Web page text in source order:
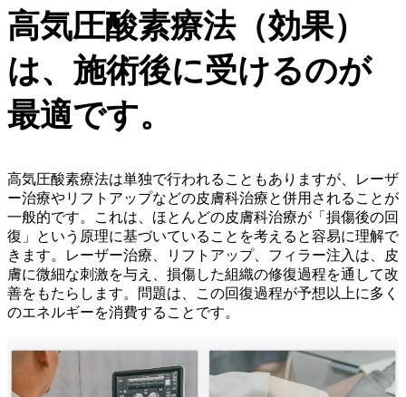
高気圧酸素療法（効果）
は、施術後に受けるのが
最適です。
高気圧酸素療法は単独で行われることもありますが、レーザ
ー治療やリフトアップなどの皮膚科治療と併用されることが
一般的です。これは、ほとんどの皮膚科治療が「損傷後の回
復」という原理に基づいていることを考えると容易に理解で
きます。レーザー治療、リフトアップ、フィラー注入は、皮
膚に微細な刺激を与え、損傷した組織の修復過程を通して改
善をもたらします。問題は、この回復過程が予想以上に多く
のエネルギーを消費することです。